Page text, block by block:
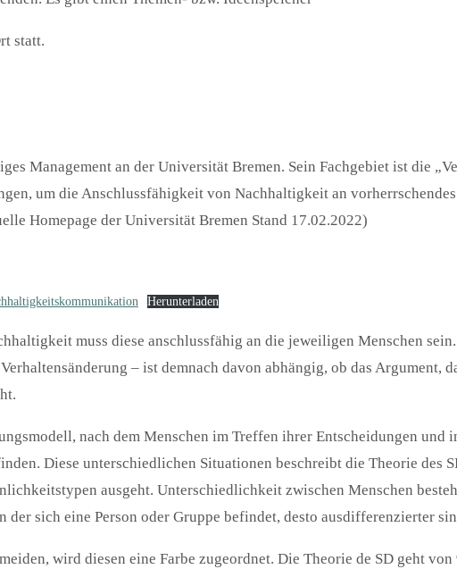
statt.
Management an der Universität Bremen. Sein Fachgebiet ist die
um die Anschlussfähigkeit von Nachhaltigkeit an
Homepage der Universität Bremen Stand 17.02.2022)
Herunterladen
muss diese anschlussfähig an die jeweiligen Menschen
– ist demnach davon abhängig, ob das Argument,
nach dem Menschen im Treffen ihrer Entscheidungen und
Diese unterschiedlichen Situationen beschreibt die Theorie des
ausgeht. Unterschiedlichkeit zwischen Menschen
sich eine Person oder Gruppe befindet, desto ausdifferenzierter
wird diesen eine Farbe zugeordnet. Die Theorie de SD geht